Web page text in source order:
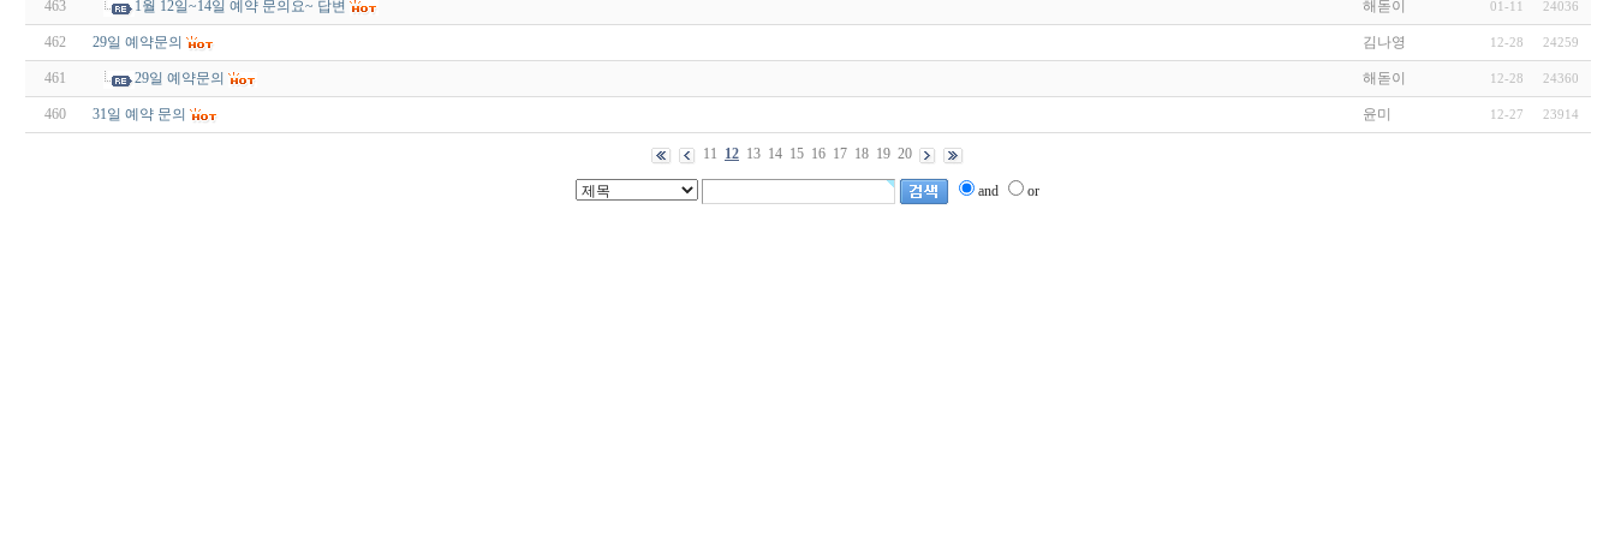
463 1월 12일~14일 예약 문의요~ 답변 해돋이 01-11 24036
462 29일 예약문의 김나영 12-28 24259
461 29일 예약문의 해돋이 12-28 24360
460 31일 예약 문의 윤미 12-27 23914
11 12 13 14 15 16 17 18 19 20
and or